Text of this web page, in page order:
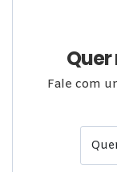
Fale com